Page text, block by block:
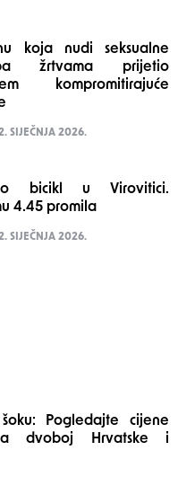
koja nudi seksualne
žrtvama prijetio
kompromitirajuće
SIJEČNJA 2026.
bicikl u Virovitici.
4.45 promila
SIJEČNJA 2026.
Pogledajte cijene
dvoboj Hrvatske i